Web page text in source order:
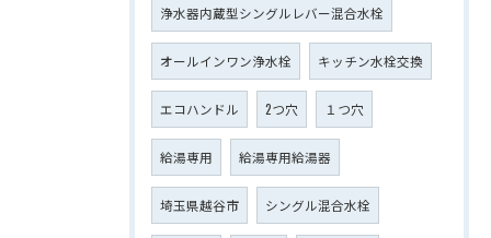
浄水器内蔵型シングルレバー混合水栓
オールインワン浄水栓 キッチン水栓交換
エコハンドル 2つ穴 １つ穴
給湯専用 給湯専用給湯器
埼玉県越谷市 シングル混合水栓